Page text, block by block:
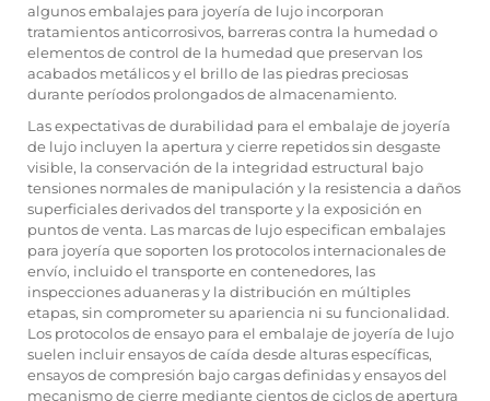
algunos embalajes para joyería de lujo incorporan
tratamientos anticorrosivos, barreras contra la humedad o
elementos de control de la humedad que preservan los
acabados metálicos y el brillo de las piedras preciosas
durante períodos prolongados de almacenamiento.
Las expectativas de durabilidad para el embalaje de joyería
de lujo incluyen la apertura y cierre repetidos sin desgaste
visible, la conservación de la integridad estructural bajo
tensiones normales de manipulación y la resistencia a daños
superficiales derivados del transporte y la exposición en
puntos de venta. Las marcas de lujo especifican embalajes
para joyería que soporten los protocolos internacionales de
envío, incluido el transporte en contenedores, las
inspecciones aduaneras y la distribución en múltiples
etapas, sin comprometer su apariencia ni su funcionalidad.
Los protocolos de ensayo para el embalaje de joyería de lujo
suelen incluir ensayos de caída desde alturas específicas,
ensayos de compresión bajo cargas definidas y ensayos del
mecanismo de cierre mediante cientos de ciclos de apertura